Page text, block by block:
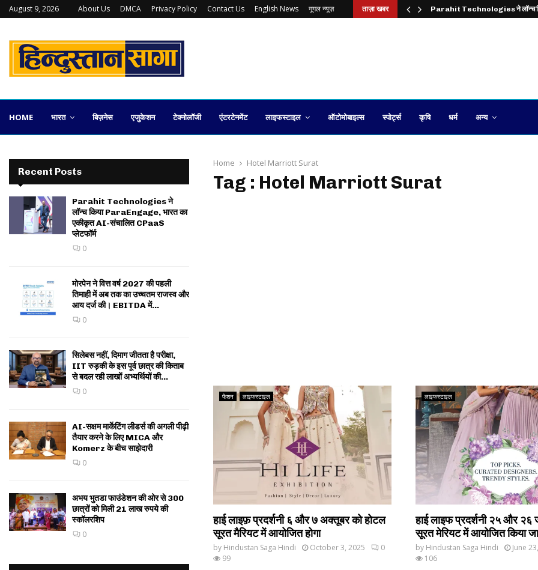
August 9, 2026 About Us DMCA Privacy Policy Contact Us English News गूगल न्यूज़ ताज़ा खबर
युवराज पराशर की ‘गुड़हल’ अब प्रमुख OTT… Parahit Technologies ने लॉन्च
HOME भारत बिज़नेस एजुकेशन टेक्नोलॉजी एंटरटेनमेंट लाइफस्टाइल ऑटोमोबाइल्स स्पोर्ट्स कृषि धर्म अन्य
Home Hotel Marriott Surat
Tag : Hotel Marriott Surat
फैशन लाइफस्टाइल
हाई लाइफ़ प्रदर्शनी ६ और ७ अक्तूबर को होटल
सूरत मैरियट में आयोजित होगा
by Hindustan Saga Hindi October 3, 2025
0
99
लाइफस्टाइल
हाई लाइफ प्रदर्शनी २५ और २६
सूरत मेरियट में आयोजित किया
by Hindustan Saga Hindi June
106
Recent Posts
Parahit Technologies ने
लॉन्च किया ParaEngage, भारत का
एकीकृत AI-संचालित CPaaS
प्लेटफॉर्म
0
मोरपेन ने वित्त वर्ष 2027 की पहली
तिमाही में अब तक का उच्चतम राजस्व और
आय दर्ज की। EBITDA में...
0
सिलेबस नहीं, दिमाग जीतता है परीक्षा,
IIT रुड़की के इस पूर्व छात्र की किताब
से बदल रही लाखों अभ्यर्थियों की...
0
AI-सक्षम मार्केटिंग लीडर्स की अगली पीढ़ी
तैयार करने के लिए MICA और
Komerz के बीच साझेदारी
0
अभय भुतडा फाउंडेशन की ओर से 300
छात्रों को मिली 21 लाख रुपये की
स्कॉलरशिप
0